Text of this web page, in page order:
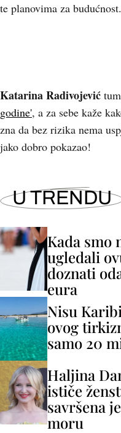
te planovima za budućnost.
Katarina Radivojević
godine', a za sebe kaže
zna da bez rizika nema
jako dobro pokazao!
U TRENDU
Kada smo
ugledali
doznati
eura
Nisu
ovog
samo 20
Haljina
ističe
savršena
moru